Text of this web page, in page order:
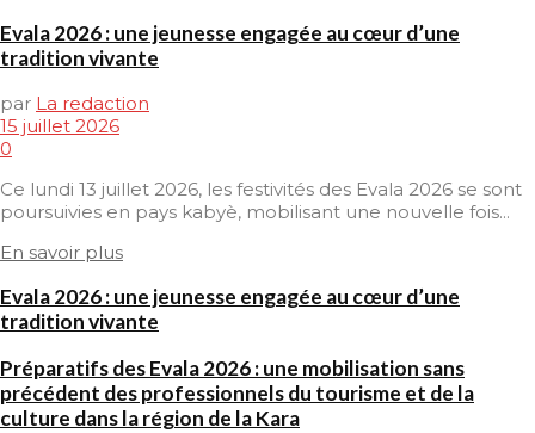
Evala 2026 : une jeunesse engagée au cœur d’une
tradition vivante
par La redaction
15 juillet 2026
0
Ce lundi 13 juillet 2026, les festivités des Evala 2026 se sont
poursuivies en pays kabyè, mobilisant une nouvelle fois...
En savoir plus
Evala 2026 : une jeunesse engagée au cœur d’une
tradition vivante
Préparatifs des Evala 2026 : une mobilisation sans
précédent des professionnels du tourisme et de la
culture dans la région de la Kara